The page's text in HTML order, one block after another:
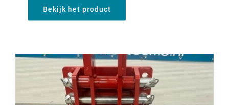
Bekijk het product